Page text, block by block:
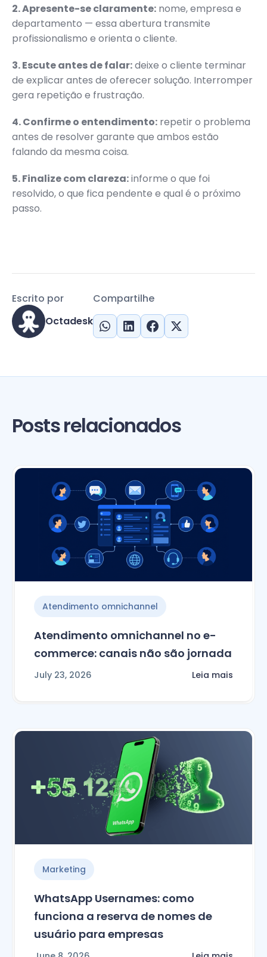
2. Apresente-se claramente: nome, empresa e
departamento — essa abertura transmite
profissionalismo e orienta o cliente.
3. Escute antes de falar:deixe o cliente terminar
de explicar antes de oferecer solução. Interromper
gera repetição e frustração.
4. Confirme o entendimento: repetir o problema
antes de resolver garante que ambos estão
falando da mesma coisa.
5. Finalize com clareza:informe o que foi
resolvido, o que fica pendente e qual é o próximo
passo.
Compartilhe
Escrito por
Octadesk
Posts relacionados
Atendimento omnichannel
Atendimento omnichannel no e-
commerce: canais não são jornada
July 23, 2026 Leia mais
Marketing
WhatsApp Usernames: como
funciona a reserva de nomes de
usuário para empresas